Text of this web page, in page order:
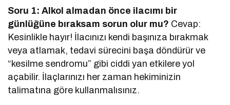
Soru 1: Alkol almadan önce ilacımı bir
günlüğüne bıraksam sorun olur mu? Cevap:
Kesinlikle hayır! İlacınızı kendi başınıza bırakmak
veya atlamak, tedavi sürecini başa döndürür ve
“kesilme sendromu” gibi ciddi yan etkilere yol
açabilir. İlaçlarınızı her zaman hekiminizin
talimatına göre kullanmalısınız.